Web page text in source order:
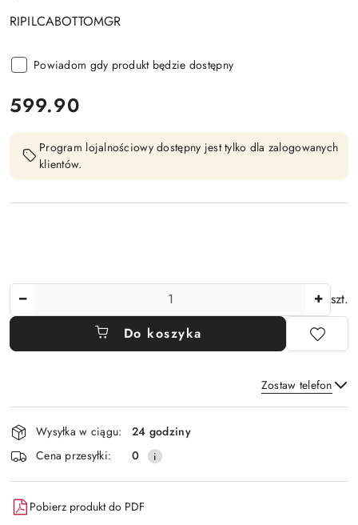
RIPILCABOTTOMGR
Powiadom gdy produkt będzie dostępny
cena:
599.90
Program lojalnościowy dostępny jest tylko dla zalogowanych
klientów.
szt.
Do koszyka
Zostaw telefon
Wyślij
Dostępność
i
dostawa
Wysyłka w ciągu:
24 godziny
Cena przesyłki:
0
Pobierz produkt do PDF